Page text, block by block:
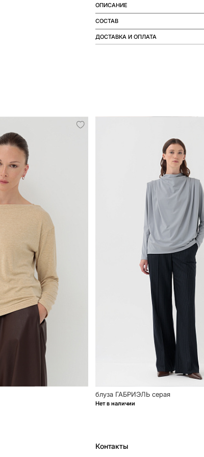
ОПИСАНИЕ
СОСТАВ
ДОСТАВКА И ОПЛАТА
блуза ГАБРИЭЛЬ серая
Нет в наличии
Контакты